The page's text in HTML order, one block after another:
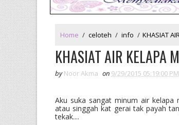
Home / celoteh / info / KHASIAT
KHASIAT AIR KELAPA
by Noor Akma on 9/29/2015 05:19:00 PM
Aku suka sangat minum air kelapa
atau singgah kat gerai tak payah
tekak....